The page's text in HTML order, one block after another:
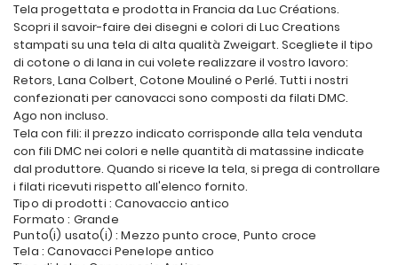
Tela progettata e prodotta in Francia da Luc Créations.
Scopri il savoir-faire dei disegni e colori di Luc Creations
stampati su una tela di alta qualità Zweigart. Scegliete il tipo
di cotone o di lana in cui volete realizzare il vostro lavoro:
Retors, Lana Colbert, Cotone Mouliné o Perlé. Tutti i nostri
confezionati per canovacci sono composti da filati DMC.
Ago non incluso.
Tela con fili: il prezzo indicato corrisponde alla tela venduta
con fili DMC nei colori e nelle quantità di matassine indicate
dal produttore. Quando si riceve la tela, si prega di controllare
i filati ricevuti rispetto all'elenco fornito.
Tipo di prodotti : Canovaccio antico
Formato : Grande
Punto(i) usato(i) : Mezzo punto croce, Punto croce
Tela : Canovacci Penelope antico